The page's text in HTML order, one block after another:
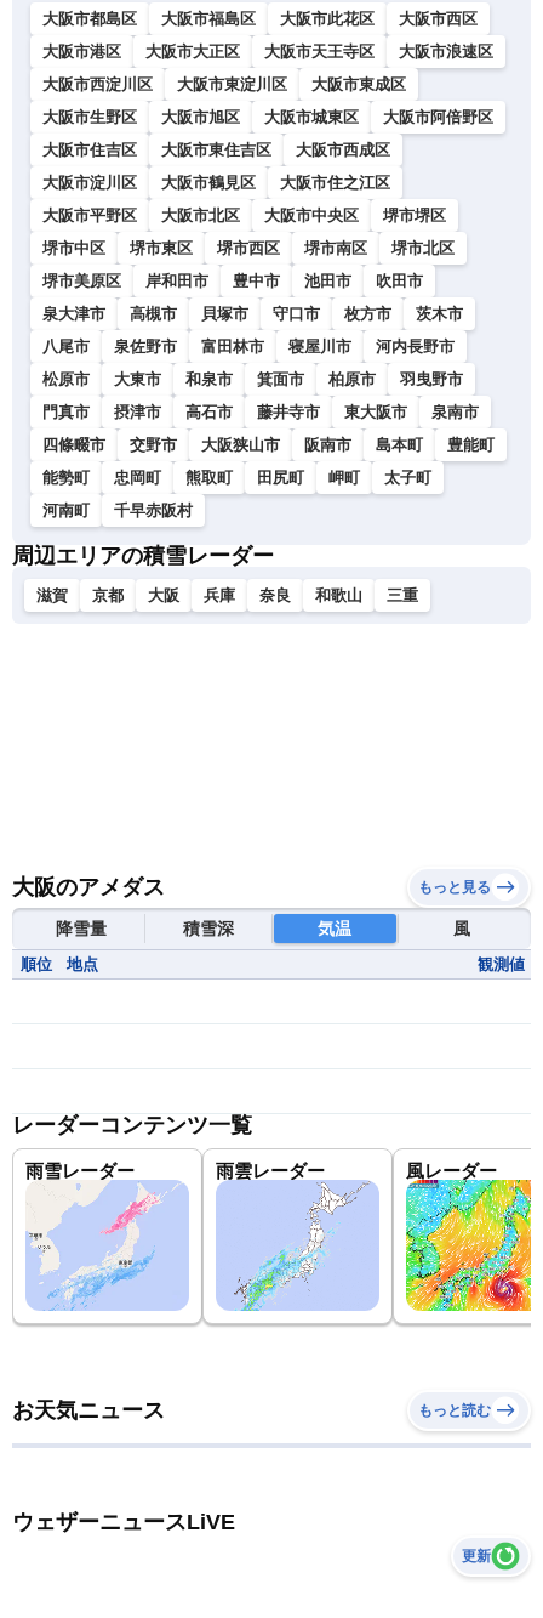
大阪市都島区 大阪市福島区 大阪市此花区
大阪市西区
大阪市港区
大阪市大正区 大阪市天王寺区
大阪市浪速区
大阪市西淀川区
大阪市東淀川区
大阪市東成区
大阪市生野区
大阪市旭区 大阪市城東区
大阪市阿倍野区
大阪市住吉区
大阪市東住吉区
大阪市西成区
大阪市淀川区
大阪市鶴見区
大阪市住之江区
大阪市平野区
大阪市北区 大阪市中央区
堺市堺区
堺市中区
堺市東区 堺市西区 堺市南区
堺市北区
堺市美原区
岸和田市 豊中市 池田市
吹田市
泉大津市
高槻市 貝塚市 守口市 枚方市
茨木市
八尾市
泉佐野市 富田林市 寝屋川市
河内長野市
松原市
大東市 和泉市 箕面市 柏原市
羽曳野市
門真市
摂津市 高石市 藤井寺市 東大阪市
泉南市
四條畷市
交野市 大阪狭山市 阪南市 島本町
豊能町
能勢町
忠岡町 熊取町 田尻町 岬町
太子町
河南町
千早赤阪村
周辺エリアの積雪レーダー
滋賀 京都 大阪 兵庫 奈良 和歌山 三重
大阪のアメダス もっと見る
降雪量 積雪深 気温 風
順位 地点 観測値
レーダーコンテンツ一覧
雨雪レーダー 雨雲レーダー 風レーダー
お天気ニュース もっと読む
ウェザーニュースLiVE
更新